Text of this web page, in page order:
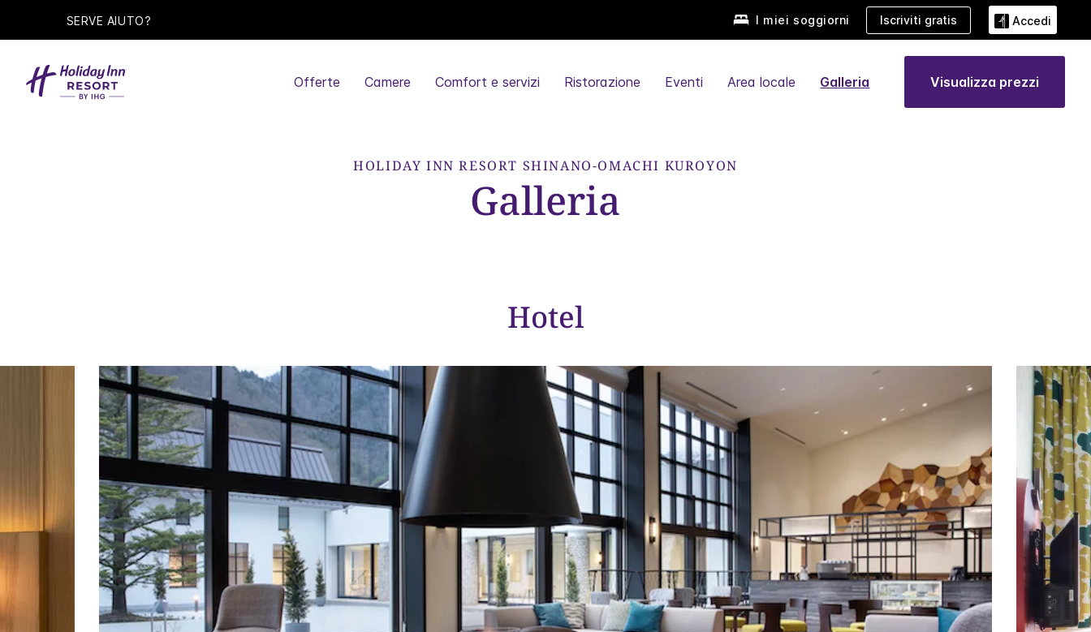
SERVE AIUTO? I miei soggiorni Iscriviti gratis Accedi
Offerte Camere Comfort e servizi Ristorazione Eventi Area locale Galleria Visualizza prezzi
HOLIDAY INN RESORT SHINANO-OMACHI KUROYON
Galleria
Hotel